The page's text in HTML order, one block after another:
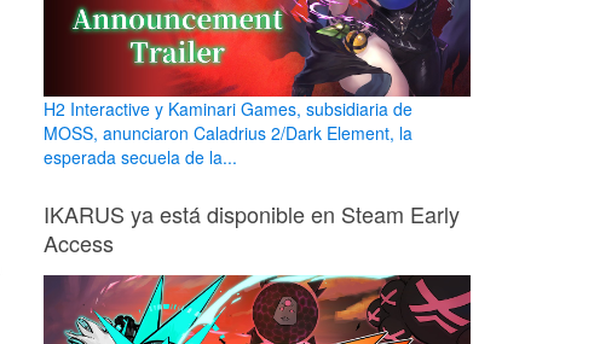
H2 Interactive y Kaminari Games, subsidiaria de
MOSS, anunciaron Caladrius 2/Dark Element, la
esperada secuela de la...
IKARUS ya está disponible en Steam Early
Access